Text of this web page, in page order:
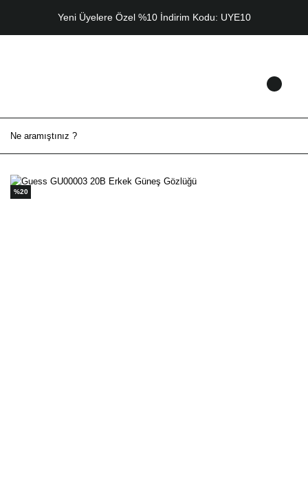
Yeni Üyelere Özel %10 İndirim Kodu: UYE10
%20